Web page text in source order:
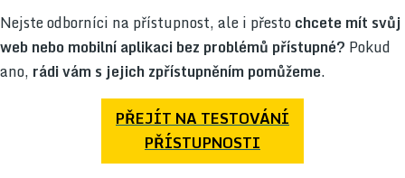
Nejste odborníci na přístupnost, ale i přestochcete mít svůj
web nebo mobilní aplikaci bez problémů přístupné? Pokud
ano, rádi vám s jejich zpřístupněním pomůžeme.
PŘEJÍT NA TESTOVÁNÍ
PŘÍSTUPNOSTI